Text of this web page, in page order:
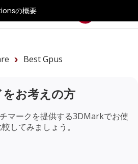
の概要
Best Gpus
お考えの方
マークを提供する3DMarkでお使
してみましょう。